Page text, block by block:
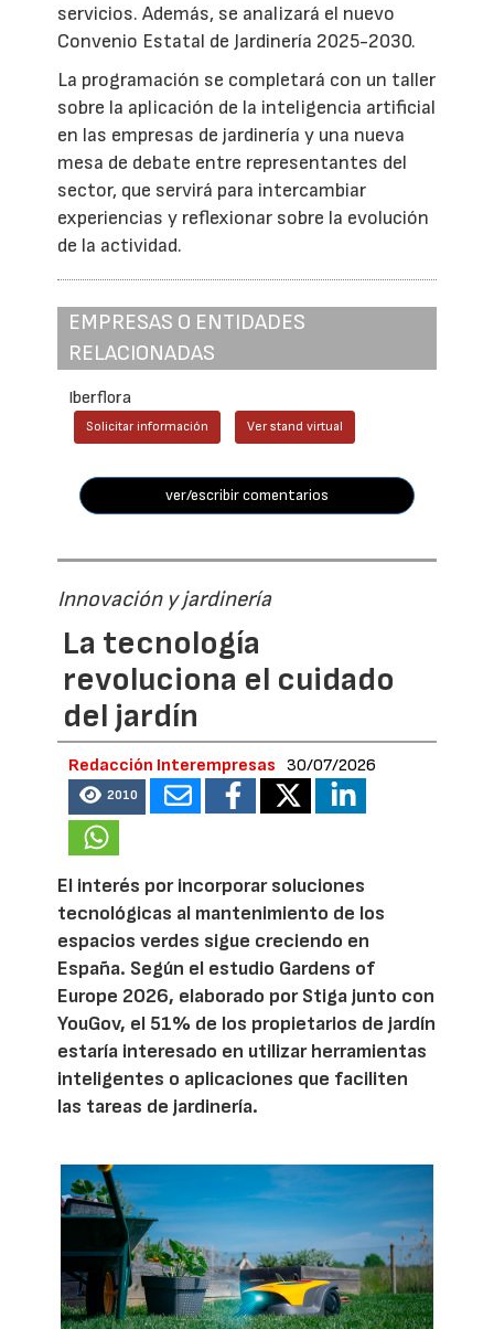
servicios. Además, se analizará el nuevo
Convenio Estatal de Jardinería 2025-2030.
La programación se completará con un taller
sobre la aplicación de la inteligencia artificial
en las empresas de jardinería y una nueva
mesa de debate entre representantes del
sector, que servirá para intercambiar
experiencias y reflexionar sobre la evolución
de la actividad.
EMPRESAS O ENTIDADES
RELACIONADAS
Iberflora
Solicitar información Ver stand virtual
ver/escribir comentarios
Innovación y jardinería
La tecnología
revoluciona el cuidado
del jardín
Redacción Interempresas 30/07/2026
2010
El interés por incorporar soluciones
tecnológicas al mantenimiento de los
espacios verdes sigue creciendo en
España. Según el estudio Gardens of
Europe 2026, elaborado por Stiga junto con
YouGov, el 51% de los propietarios de jardín
estaría interesado en utilizar herramientas
inteligentes o aplicaciones que faciliten
las tareas de jardinería.